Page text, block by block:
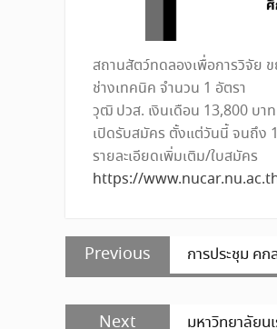
สถานสัตว์ทดลองเพื่อการวิจัย ข
ช่างเทคนิค จำนวน 1 อัตรา
วุฒิ ปวส. เงินเดือน 13,800 บาท
เปิดรับสมัคร ตั้งแต่วันนี้ จนถึง
รายละเอียดเพิ่มเติม/ใบสมัคร
https://
แนะแนว
เรื่อง
Previous
Previous
post:
การประชุม ค
Next
Next
มหาวิทยาลัยน